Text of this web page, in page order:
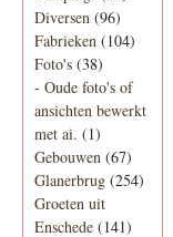
Diversen (96)
Fabrieken (104)
Foto's (38)
- Oude foto's of
ansichten bewerkt
met ai. (1)
Gebouwen (67)
Glanerbrug (254)
Groeten uit
Enschede (141)